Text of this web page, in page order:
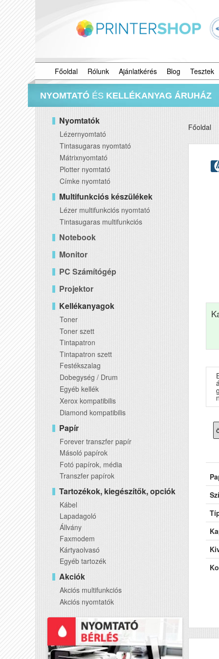
Főoldal Rólunk Ajánlatkérés Blog Tesztek
NYOMTATÓ ÉS KELLÉKANYAG ÁRUHÁZ
Nyomtatók
Lézernyomtató
Tintasugaras nyomtató
Mátrixnyomtató
Plotter nyomtató
Címke nyomtató
Multifunkciós készülékek
Lézer multifunkciós nyomtató
Tintasugaras multifunkciós
Notebook
Monitor
PC Számítógép
Projektor
Kellékanyagok
Toner
Toner szett
Tintapatron
Tintapatron szett
Festékszalag
Dobegység / Drum
Egyéb kellék
Xerox kompatibilis
Diamond kompatibilis
Papír
Forever transzfer papír
Másoló papírok
Fotó papírok, média
Transzfer papírok
Tartozékok, kiegészítők, opciók
Kábel
Lapadagoló
Állvány
Faxmodem
Kártyaolvasó
Egyéb tartozék
Akciók
Akciós multifunkciós
Akciós nyomtatók
Főoldal